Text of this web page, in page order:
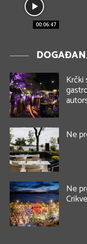
00:06:47
Krčki
Ne
Ne